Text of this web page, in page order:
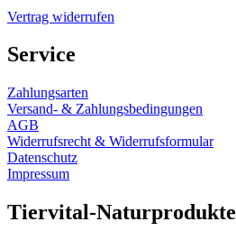
Vertrag widerrufen
Service
Zahlungsarten
Versand- & Zahlungsbedingungen
AGB
Widerrufsrecht & Widerrufsformular
Datenschutz
Impressum
Tiervital-Naturprodukte